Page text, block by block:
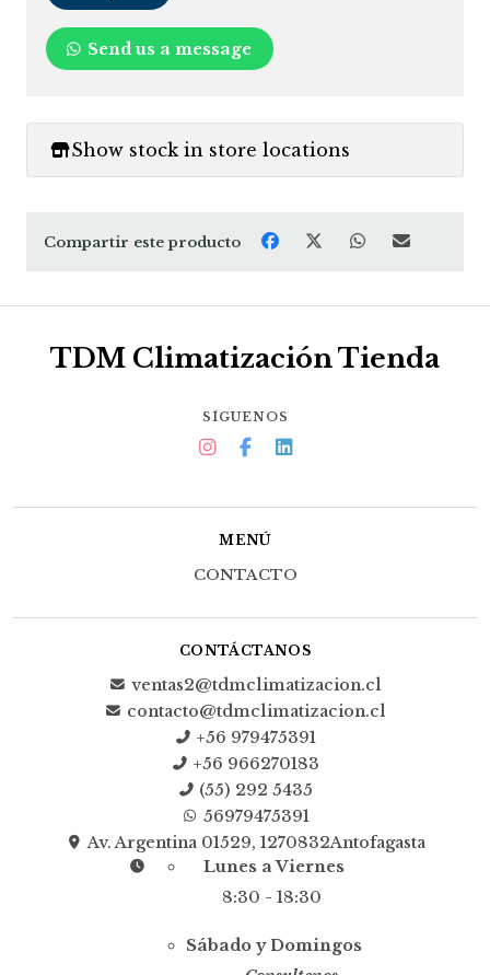
Send us a message
Show stock in store locations
Compartir este producto
TDM Climatización Tienda
SÍGUENOS
MENÚ
CONTACTO
CONTÁCTANOS
ventas2@tdmclimatizacion.cl
contacto@tdmclimatizacion.cl
+56 979475391
+56 966270183
(55) 292 5435
56979475391
Av. Argentina 01529, 1270832Antofagasta
Lunes a Viernes
8:30 - 18:30
Sábado y Domingos